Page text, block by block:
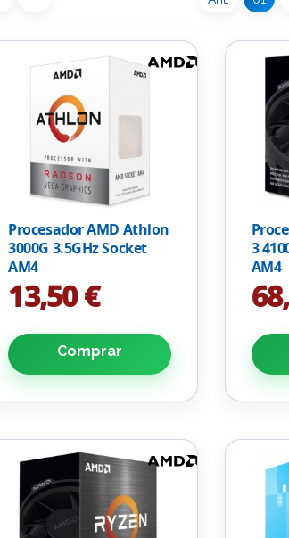
Procesador AMD Athlon
3000G 3.5GHz Socket
AM4
13,50 €
Comprar
3
AM4